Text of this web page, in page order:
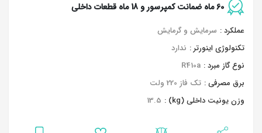
60 ماه ضمانت کمپرسور و 18 ماه قطعات داخلی
عملکرد : سرمایش و گرمایش
تکنولوژی اینورتر : ندارد
نوع گاز مبرد : R410a
برق مصرفی : تک فاز 220 ولت
وزن یونیت داخلی (kg) :
13.5